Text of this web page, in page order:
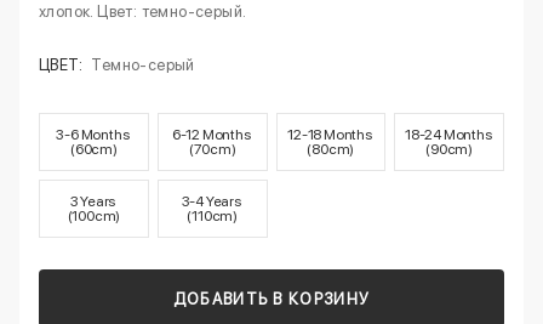
хлопок. Цвет: темно-серый.
ЦВЕТ: Темно-серый
3-6 Months
(60cm)
6-12 Months
(70cm)
12-18 Months
(80cm)
18-24 Months
(90cm)
3 Years
(100cm)
3-4 Years
(110cm)
ДОБАВИТЬ В КОРЗИНУ